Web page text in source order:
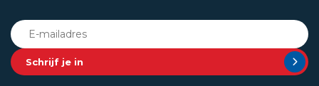
Schrijf je in